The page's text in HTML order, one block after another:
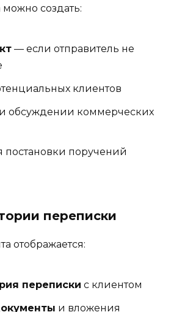
создать:
— если отправитель не
клиентов
обсуждении коммерческих
постановки поручений
переписки
отображается:
переписки с клиентом
и вложения